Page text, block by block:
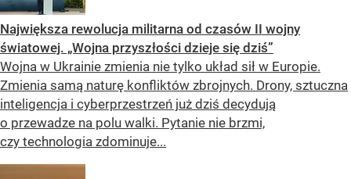
Największa rewolucja militarna od czasów II wojny
światowej. „Wojna przyszłości dzieje się dziś”
Wojna w Ukrainie zmienia nie tylko układ sił w Europie.
Zmienia samą naturę konfliktów zbrojnych. Drony, sztuczna
inteligencja i cyberprzestrzeń już dziś decydują
o przewadze na polu walki. Pytanie nie brzmi,
czy technologia zdominuje...